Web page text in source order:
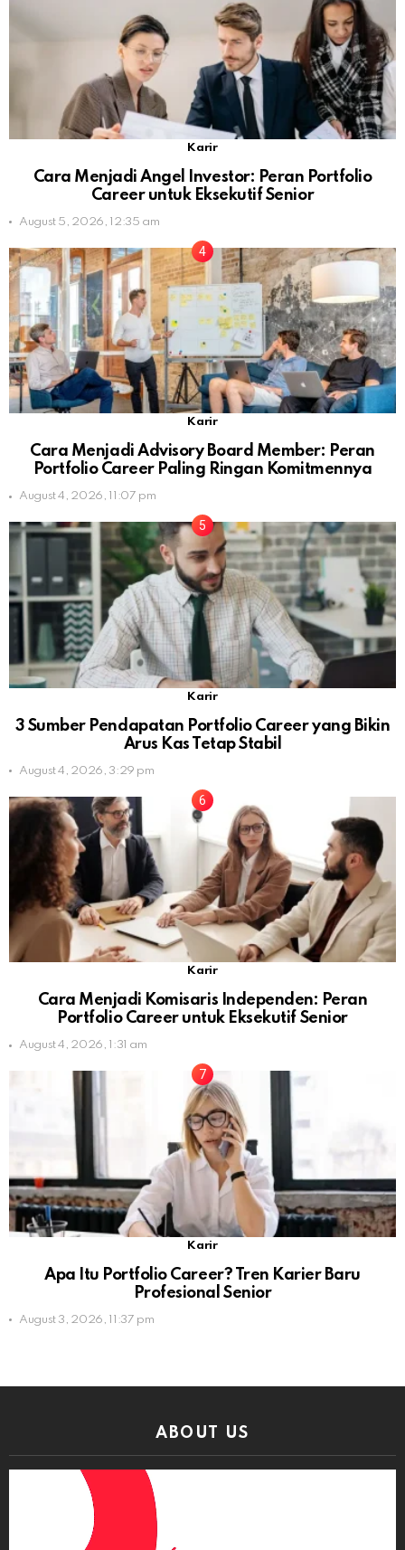
Karir
Cara Menjadi Angel Investor: Peran Portfolio
Career untuk Eksekutif Senior
August 5, 2026, 12:35 am
Karir
Cara Menjadi Advisory Board Member: Peran
Portfolio Career Paling Ringan Komitmennya
August 4, 2026, 11:07 pm
Karir
3 Sumber Pendapatan Portfolio Career yang Bikin
Arus Kas Tetap Stabil
August 4, 2026, 3:29 pm
Karir
Cara Menjadi Komisaris Independen: Peran
Portfolio Career untuk Eksekutif Senior
August 4, 2026, 1:31 am
Karir
Apa Itu Portfolio Career? Tren Karier Baru
Profesional Senior
August 3, 2026, 11:37 pm
ABOUT US